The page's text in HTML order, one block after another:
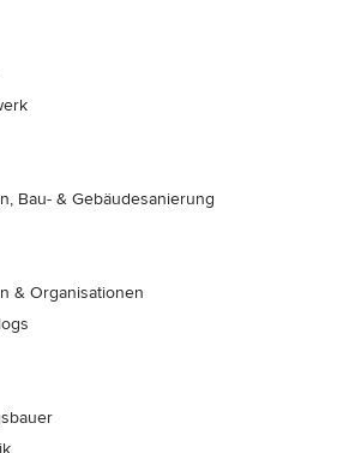
Bau- & Gebäudesanierung
& Organisationen